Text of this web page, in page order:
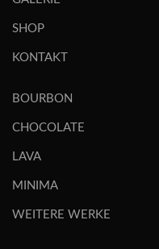
SHOP
KONTAKT
BOURBON
CHOCOLATE
LAVA
MINIMA
WEITERE WERKE